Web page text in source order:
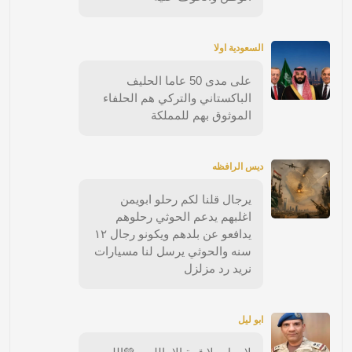
السعودية اولا
على مدى 50 عاما الحليف
الباكستاني والتركي هم الحلفاء
الموثوق بهم للمملكة
ديس الرافظه
يرجال قلنا لكم رحلو ابويمن
اغلبهم يدعم الحوثي رحلوهم
يدافعو عن بلدهم ويكونو رجال ١٢
سنه والحوثي يرسل لنا مسيارات
نريد رد مزلزل
ابو ليل